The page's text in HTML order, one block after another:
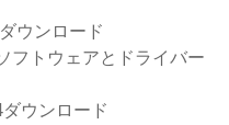
ウンロード
フトウェアとドライバー
ウンロード